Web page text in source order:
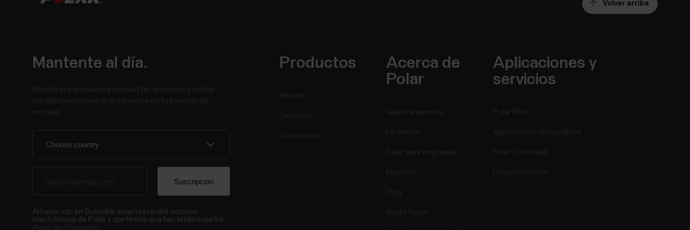
Volver arriba
Mantente al día.
Al hacer clic en Suscribir, aceptas recibir correos
electrónicos de Polar y confirmas que has leído nuestro
Productos
Acerca de
Polar
Aplicaciones y
servicios